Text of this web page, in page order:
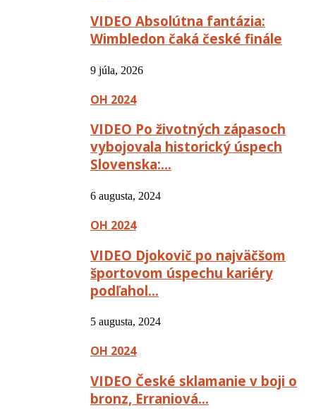
VIDEO Absolútna fantázia:
Wimbledon čaká české finále
9 júla, 2026
OH 2024
VIDEO Po životných zápasoch
vybojovala historický úspech
Slovenska:…
6 augusta, 2024
OH 2024
VIDEO Djokovič po najväčšom
športovom úspechu kariéry
podľahol…
5 augusta, 2024
OH 2024
VIDEO České sklamanie v boji o
bronz, Erraniová…